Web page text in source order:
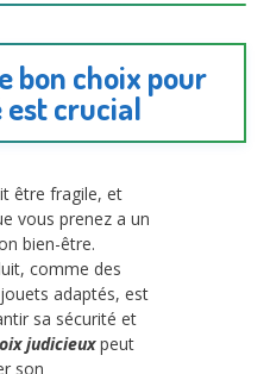
bon choix pour
est crucial
être fragile, et
vous prenez a un
bien-être.
comme des
adaptés, est
sa sécurité et
judicieuxpeut
son